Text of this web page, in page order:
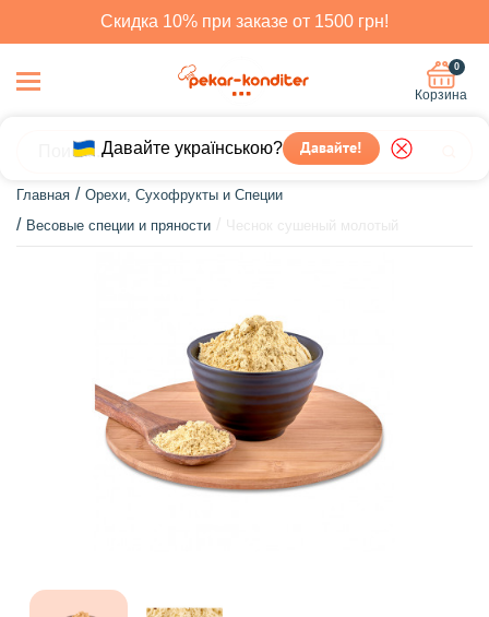
Скидка 10% при заказе от 1500 грн!
Давайте українською? Давайте!
0
Корзина
Главная
Орехи, Сухофрукты и Специи
Весовые специи и пряности